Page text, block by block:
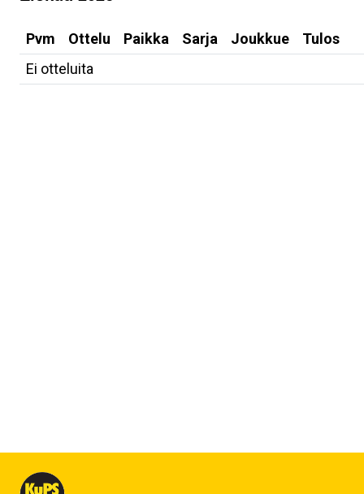
Pvm Ottelu Paikka Sarja Joukkue
Tulos
Ei otteluita